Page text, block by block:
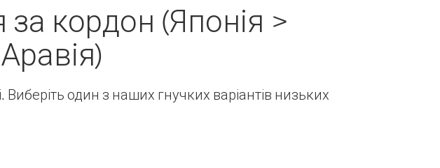
кордон (Японія >
один з наших гнучких варіантів низьких